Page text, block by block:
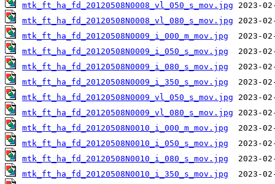
mtk_ft_ha_fd_20120508N0008_vl_050_s_mov.jpg
mtk_ft_ha_fd_20120508N0008_vl_080_s_mov.jpg
mtk_ft_ha_fd_20120508N0009_i_000_m_mov.jpg
mtk_ft_ha_fd_20120508N0009_i_050_s_mov.jpg
mtk_ft_ha_fd_20120508N0009_i_080_s_mov.jpg
mtk_ft_ha_fd_20120508N0009_i_350_s_mov.jpg
mtk_ft_ha_fd_20120508N0009_vl_050_s_mov.jpg
mtk_ft_ha_fd_20120508N0009_vl_080_s_mov.jpg
mtk_ft_ha_fd_20120508N0010_i_000_m_mov.jpg
mtk_ft_ha_fd_20120508N0010_i_050_s_mov.jpg
mtk_ft_ha_fd_20120508N0010_i_080_s_mov.jpg
mtk_ft_ha_fd_20120508N0010_i_350_s_mov.jpg